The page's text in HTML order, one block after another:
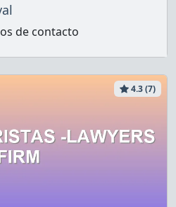
de contacto
4.3 (7)